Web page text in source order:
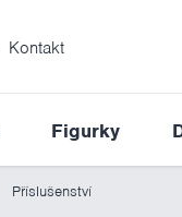
Kontakt
Figurky
Příslušenství